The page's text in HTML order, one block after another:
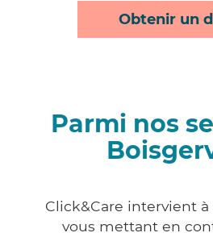
Obtenir un
Parmi nos
Click&Care intervient
vous mettant en